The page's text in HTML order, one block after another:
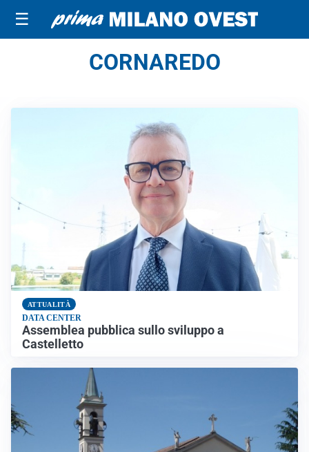
☰
CORNAREDO
ATTUALITÀ
DATA CENTER
Assemblea pubblica sullo sviluppo a
Castelletto